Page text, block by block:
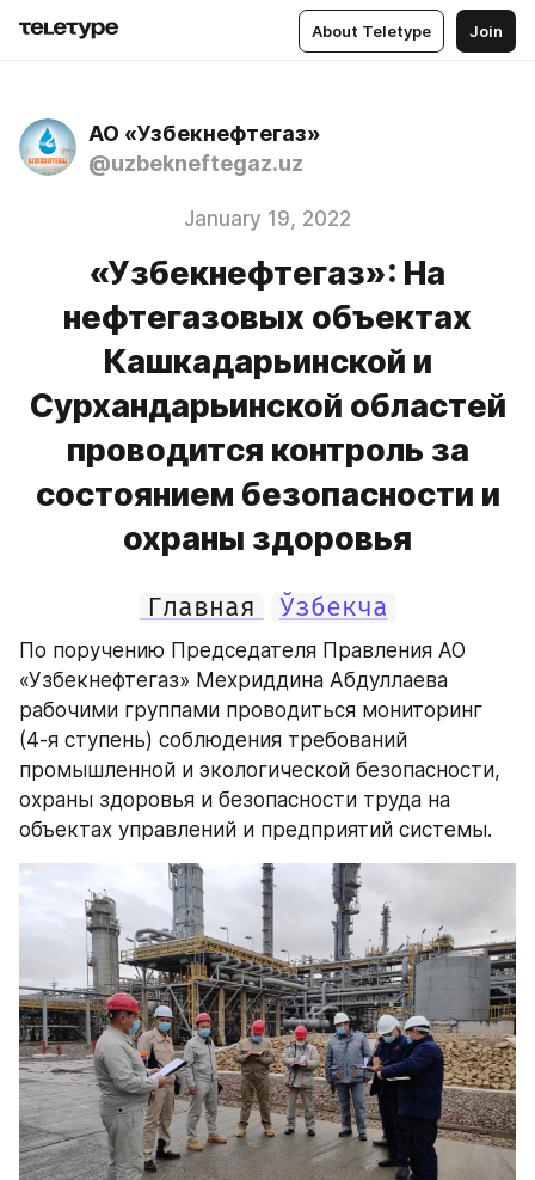
About Teletype Join
АО «Узбекнефтегаз»
@uzbekneftegaz.uz
January 19, 2022
«Узбекнефтегаз»: На
нефтегазовых объектах
Кашкадарьинской и
Сурхандарьинской областей
проводится контроль за
состоянием безопасности и
охраны здоровья
Главная Ўзбекча
По поручению Председателя Правления АО
«Узбекнефтегаз» Мехриддина Абдуллаева
рабочими группами проводиться мониторинг
(4-я ступень) соблюдения требований
промышленной и экологической безопасности,
охраны здоровья и безопасности труда на
объектах управлений и предприятий системы.